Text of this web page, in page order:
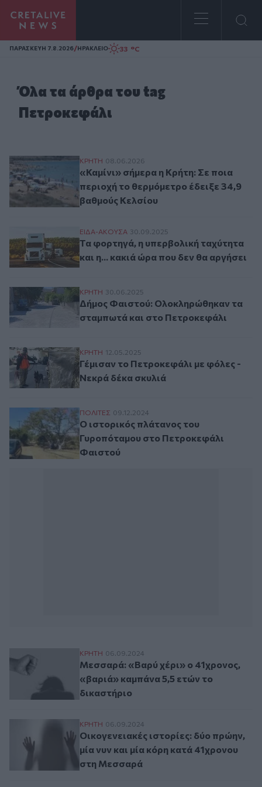
Homepage
ΠΑΡΑΣΚΕΥΗ 7.8.2026/ΗΡΑΚΛΕΙΟ 33 °C
Όλα τα άρθρα του tag
Πετροκεφάλι
«Καμίνι» σήμερα η Κρήτη: Σε ποια
ΚΡΗΤΗ 08.06.2026
«Καμίνι» σήμερα η Κρήτη: Σε ποια
περιοχή το θερμόμετρο έδειξε 34,9
βαθμούς Κελσίου
Τα φορτηγά, η υπερβολική ταχύτητα και
ΕΙΔΑ-ΑΚΟΥΣΑ 30.09.2025
Τα φορτηγά, η υπερβολική ταχύτητα
και η... κακιά ώρα που δεν θα αργήσει
Δήμος Φαιστού: Ολοκληρώθηκαν τα
ΚΡΗΤΗ 30.06.2025
Δήμος Φαιστού: Ολοκληρώθηκαν τα
σταμπωτά και στο Πετροκεφάλι
Γέμισαν το Πετροκεφάλι με φόλες -
ΚΡΗΤΗ 12.05.2025
Γέμισαν το Πετροκεφάλι με φόλες -
Νεκρά δέκα σκυλιά
O ιστορικός πλάτανος του
ΠΟΛΙΤΕΣ 09.12.2024
O ιστορικός πλάτανος του
Γυροπόταμου στο Πετροκεφάλι
Φαιστού
Μεσσαρά: «Βαρύ χέρι» ο 41χρονος,
ΚΡΗΤΗ 06.09.2024
Μεσσαρά: «Βαρύ χέρι» ο 41χρονος,
«βαριά» καμπάνα 5,5 ετών το
δικαστήριο
Οικογενειακές ιστορίες: δύο πρώην,
ΚΡΗΤΗ 06.09.2024
Οικογενειακές ιστορίες: δύο πρώην,
μία νυν και μία κόρη κατά 41χρονου
στη Μεσσαρά